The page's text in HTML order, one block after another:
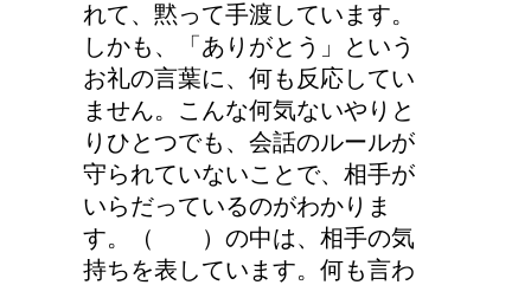
れて、黙って手渡しています。
しかも、「ありがとう」という
お礼の言葉に、何も反応してい
ません。こんな何気ないやりと
りひとつでも、会話のルールが
守られていないことで、相手が
いらだっているのがわかりま
す。（ ）の中は、相手の気
持ちを表しています。何も言わ